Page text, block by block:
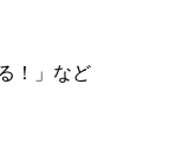
！」など